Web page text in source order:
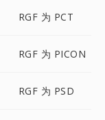
RGF 为 PCT
RGF 为 PICON
RGF 为 PSD